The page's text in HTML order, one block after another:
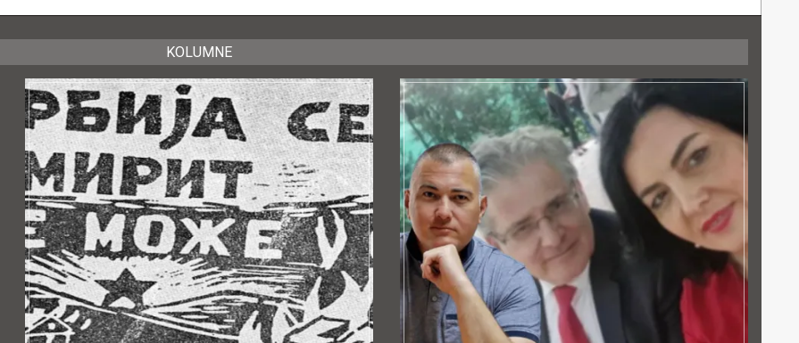
KOLUMNE